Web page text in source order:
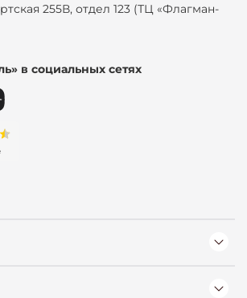
255В, отдел 123 (ТЦ «Флагман-
в социальных сетях